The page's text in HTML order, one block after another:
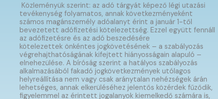
Közleményük szerint: az adó tárgyát képező légi utazási
tevékenység folyamatos, annak következményeként
számos magánszemély adóalanyt érint a január 1-től
bevezetett adófizetési kötelezettség. Ezzel együtt fennáll
az adófizetésre és az adó beszedésére
kötelezettek önkéntes jogkövetésének – a szabályozás
végrehajthatóságának kifejtett hiányosságain alapuló –
elnehezülése. A bíróság szerint a hatályos szabályozás
alkalmazásából fakadó jogkövetkezmények utólagos
helyreállítása nem vagy csak aránytalan nehézségek árán
lehetséges, annak elkerüléséhez jelentős közérdek fűződik,
figyelemmel az érintett jogalanyok kiemelkedő számára is,